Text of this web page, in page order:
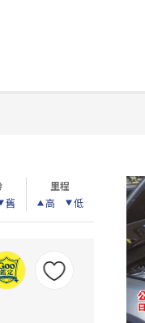
舊
里程
高
低